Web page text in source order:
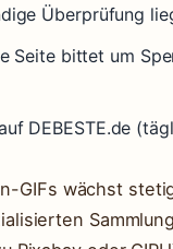
Überprüfung
Seite bittet um
DEBESTE.de
GIFs wächst